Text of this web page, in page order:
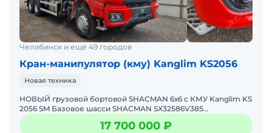
Челябинск и ещё 49 городов
Кран-манипулятор (кму) Kanglim KS2056
Новая техника
НОВЫЙ грузовой бортовой SHACMAN 6х6 с КМУ Kanglim KS
2056 SM Базовое шасси SHACMAN SX32586V385
X3000Колесная формула 6х6Модель двигателя WP12.43
17 700 000 ₽